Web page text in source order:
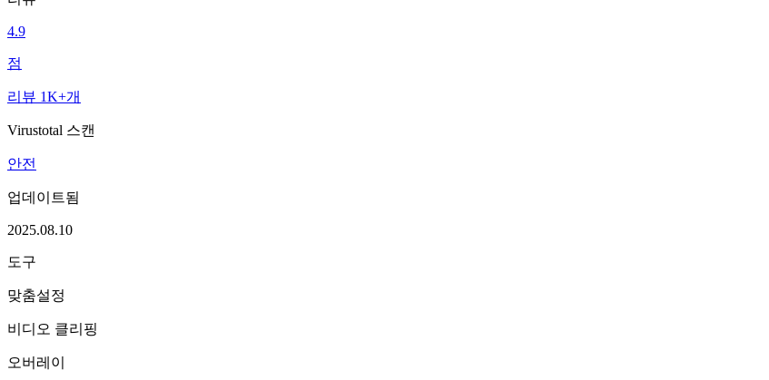
4.9
점
리뷰 1K+개
Virustotal 스캔
안전
업데이트됨
2025.08.10
도구
맞춤설정
비디오 클리핑
오버레이